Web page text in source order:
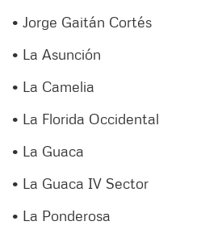
• Jorge Gaitán Cortés
• La Asunción
• La Camelia
• La Florida Occidental
• La Guaca
• La Guaca IV Sector
• La Ponderosa